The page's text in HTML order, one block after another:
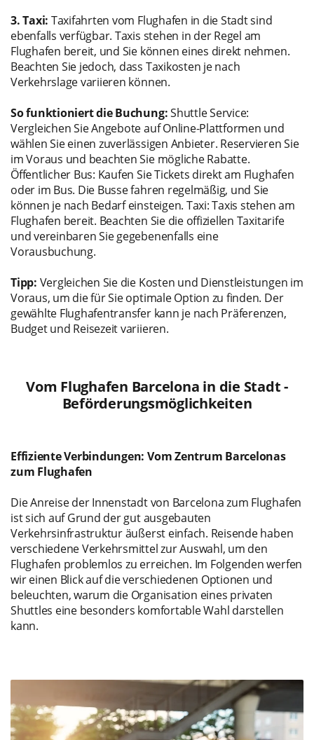
3. Taxi: Taxifahrten vom Flughafen in die Stadt sind
ebenfalls verfügbar. Taxis stehen in der Regel am
Flughafen bereit, und Sie können eines direkt nehmen.
Beachten Sie jedoch, dass Taxikosten je nach
Verkehrslage variieren können.
So funktioniert die Buchung:Shuttle Service:
Vergleichen Sie Angebote auf Online-Plattformen und
wählen Sie einen zuverlässigen Anbieter. Reservieren Sie
im Voraus und beachten Sie mögliche Rabatte.
Öffentlicher Bus: Kaufen Sie Tickets direkt am Flughafen
oder im Bus. Die Busse fahren regelmäßig, und Sie
können je nach Bedarf einsteigen. Taxi: Taxis stehen am
Flughafen bereit. Beachten Sie die offiziellen Taxitarife
und vereinbaren Sie gegebenenfalls eine
Vorausbuchung.
Tipp: Vergleichen Sie die Kosten und Dienstleistungen im
Voraus, um die für Sie optimale Option zu finden. Der
gewählte Flughafentransfer kann je nach Präferenzen,
Budget und Reisezeit variieren.
Vom Flughafen Barcelona in die Stadt -
Beförderungsmöglichkeiten
Effiziente Verbindungen: Vom Zentrum Barcelonas
zum Flughafen
Die Anreise der Innenstadt von Barcelona zum Flughafen
ist sich auf Grund der gut ausgebauten
Verkehrsinfrastruktur äußerst einfach. Reisende haben
verschiedene Verkehrsmittel zur Auswahl, um den
Flughafen problemlos zu erreichen. Im Folgenden werfen
wir einen Blick auf die verschiedenen Optionen und
beleuchten, warum die Organisation eines privaten
Shuttles eine besonders komfortable Wahl darstellen
kann.